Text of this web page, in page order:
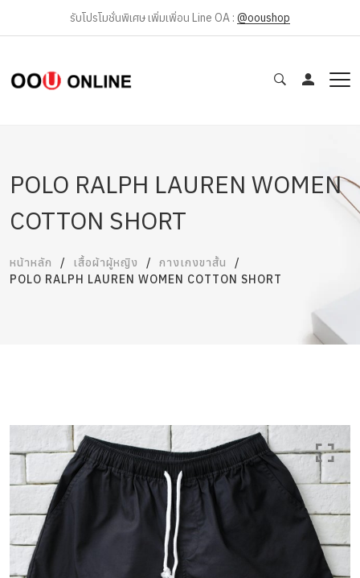
รับโปรโมชั่นพิเศษ เพิ่มเพิ่อน Line OA : @ooushop
POLO RALPH LAUREN WOMEN
COTTON SHORT
หน้าหลัก เสื้อผ้าผู้หญิง
กางเกงขาสั้น
POLO RALPH LAUREN WOMEN COTTON SHORT